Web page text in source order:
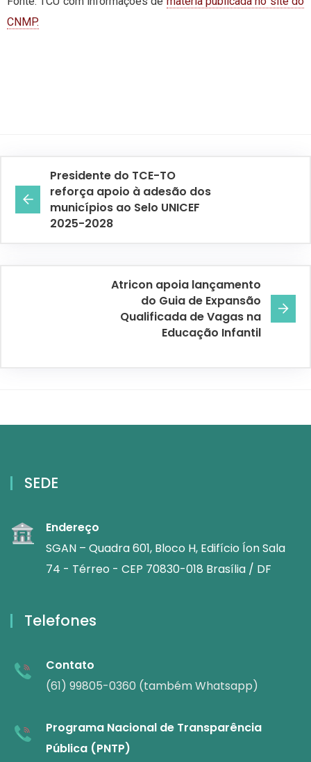
CNMP.
Presidente do TCE-TO
reforça apoio à adesão dos
municípios ao Selo UNICEF
2025-2028
Atricon apoia lançamento
do Guia de Expansão
Qualificada de Vagas na
Educação Infantil
SEDE
Endereço
SGAN – Quadra 601, Bloco H, Edifício Íon Sala
74 - Térreo - CEP 70830-018 Brasília / DF
Telefones
Contato
(61) 99805-0360 (também Whatsapp)
Programa Nacional de Transparência
Pública (PNTP)